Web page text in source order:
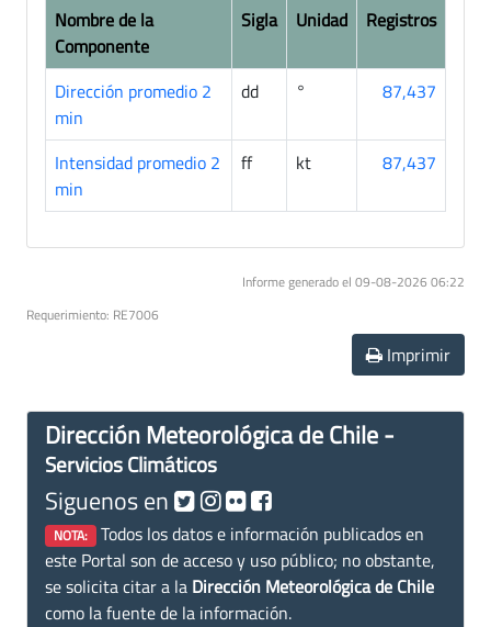
Nombre de la
Componente
Sigla Unidad Registros
Dirección promedio 2
min
dd ° 87,437
Intensidad promedio 2
min
ff kt 87,437
Informe generado el 09-08-2026 06:22
Requerimiento: RE7006
Imprimir
Dirección Meteorológica de Chile -
Servicios Climáticos
Siguenos en
NOTA: Todos los datos e información publicados en
este Portal son de acceso y uso público; no obstante,
se solicita citar a la Dirección Meteorológica de Chile
como la fuente de la información.